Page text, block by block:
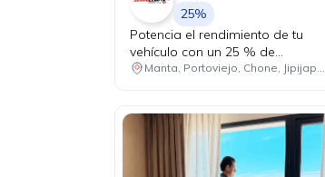
25%
Potencia el rendimiento de tu
vehículo con un 25 % de
descuento en llantas, baterías y
claves para conducir con mayor
seguridad y tranquilidad.
Manta, Portoviejo, Chone, Jipijapa, Guayaquil, Santa Elena, El Empalme